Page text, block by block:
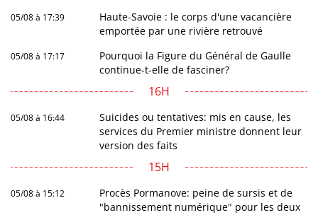
05/08 à 17:39
Haute-Savoie : le corps d'une vacancière
emportée par une rivière retrouvé
05/08 à 17:17
Pourquoi la Figure du Général de Gaulle
continue-t-elle de fasciner?
16H
05/08 à 16:44
Suicides ou tentatives: mis en cause, les
services du Premier ministre donnent leur
version des faits
15H
05/08 à 15:12
Procès Pormanove: peine de sursis et de
"bannissement numérique" pour les deux